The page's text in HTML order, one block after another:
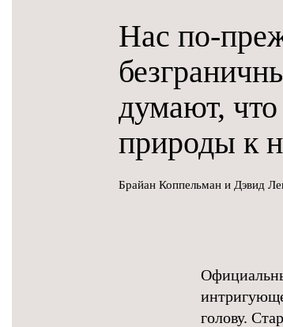
Нас по-
думают,
природы к
Брайан Коппельман и Дэвид
голову.